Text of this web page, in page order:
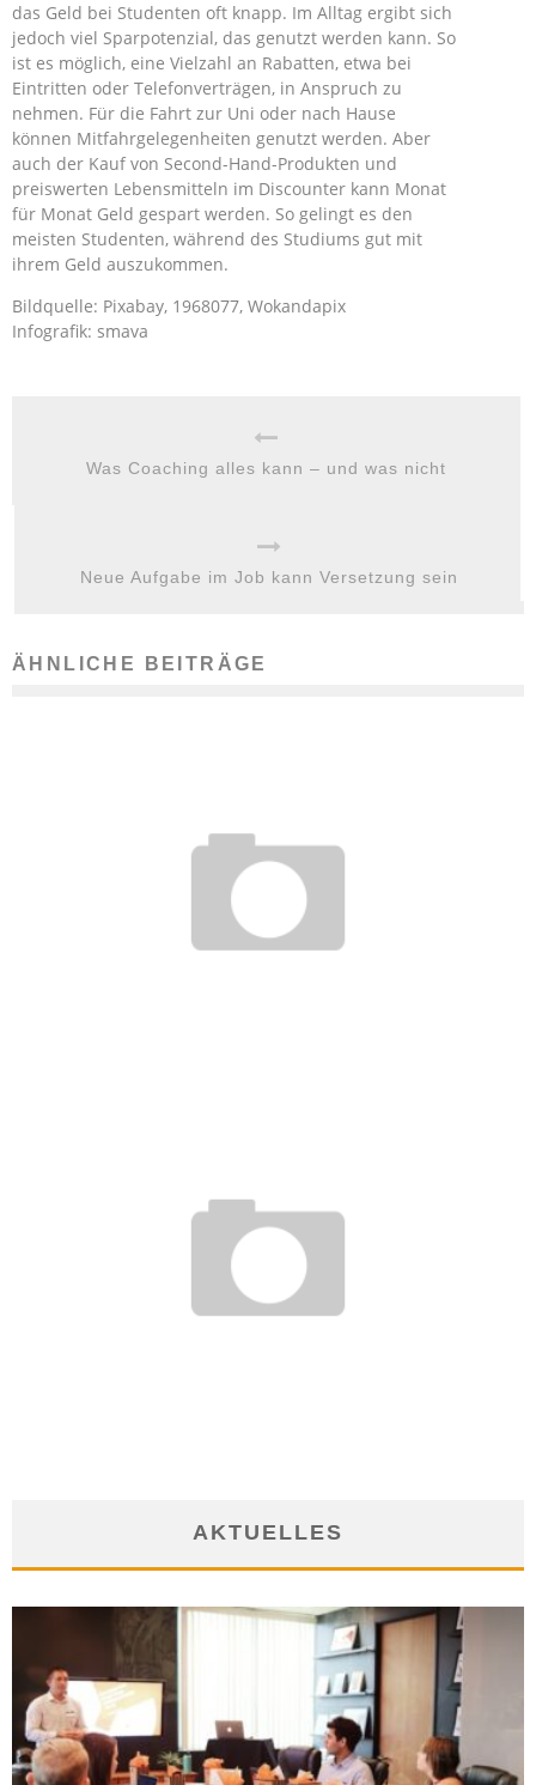
das Geld bei Studenten oft knapp. Im Alltag ergibt sich
jedoch viel Sparpotenzial, das genutzt werden kann. So
ist es möglich, eine Vielzahl an Rabatten, etwa bei
Eintritten oder Telefonverträgen, in Anspruch zu
nehmen. Für die Fahrt zur Uni oder nach Hause
können Mitfahrgelegenheiten genutzt werden. Aber
auch der Kauf von Second-Hand-Produkten und
preiswerten Lebensmitteln im Discounter kann Monat
für Monat Geld gespart werden. So gelingt es den
meisten Studenten, während des Studiums gut mit
ihrem Geld auszukommen.
Bildquelle: Pixabay, 1968077, Wokandapix
Infografik: smava
Was Coaching alles kann – und was nicht
Neue Aufgabe im Job kann Versetzung sein
ÄHNLICHE BEITRÄGE
AKTUELLES